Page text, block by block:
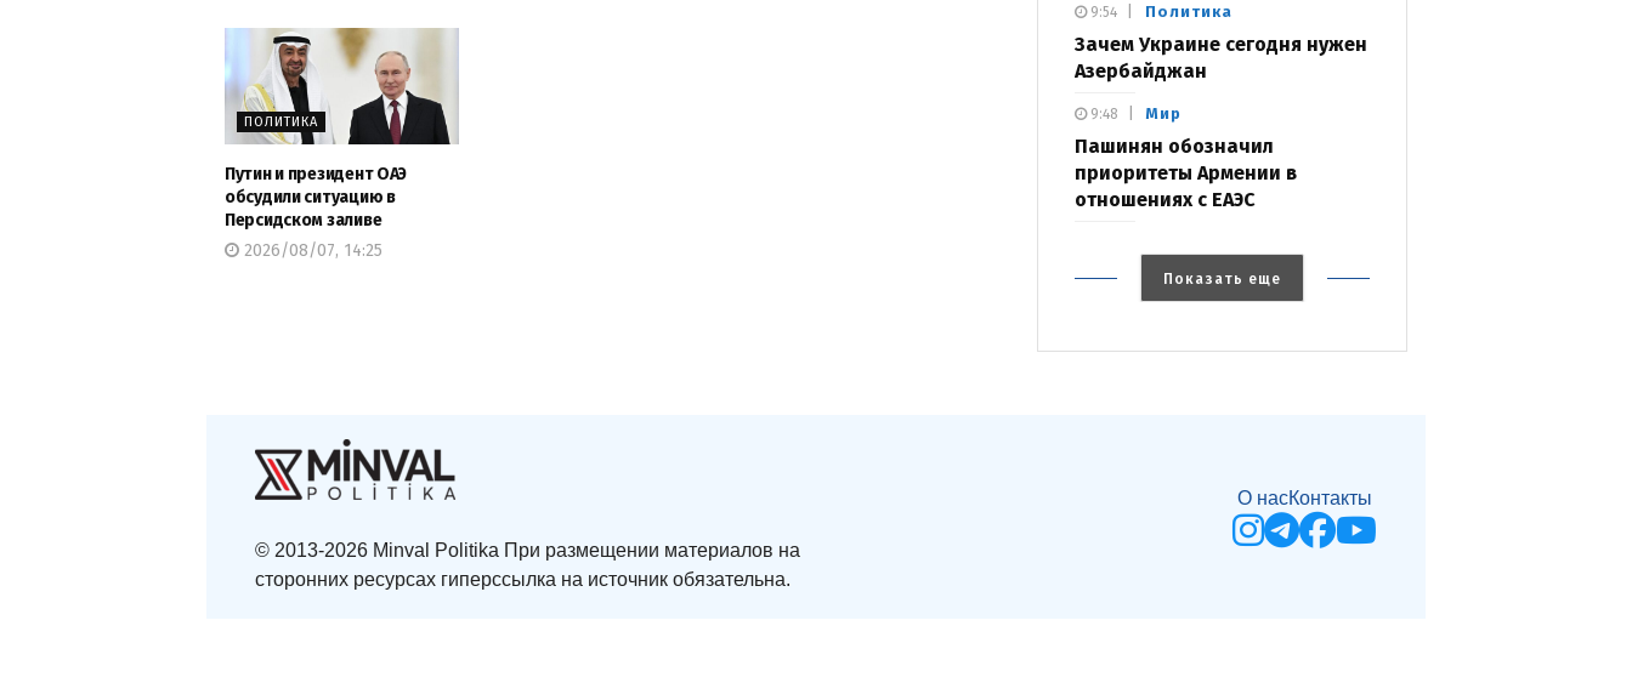
ПОЛИТИКА
Путин и президент ОАЭ
обсудили ситуацию в
Персидском заливе
2026/08/07, 14:25
Политика
Зачем Украине сегодня нужен
Азербайджан
9:54
Мир
Пашинян обозначил
приоритеты Армении в
отношениях с ЕАЭС
9:48
Показать еще
© 2013-2026 Minval Politika При размещении материалов на
сторонних ресурсах гиперссылка на источник обязательна.
О насКонтакты